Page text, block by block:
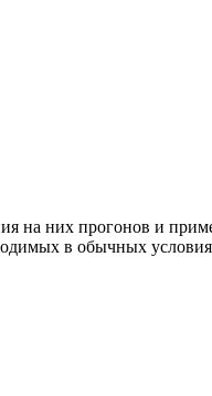
на них прогонов и
в обычных